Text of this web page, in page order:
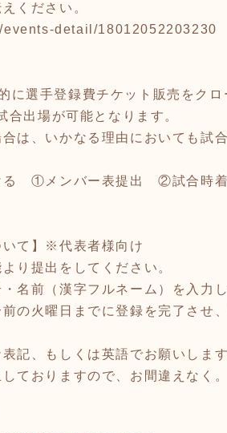
ください。
detail/18012052203230
選手登録費チケット販売をクロ
出場が可能となります。
は、いかなる理由においても試
る ①メンバー表提出 ②試合時
て】※代表者様向け
り提出をしてください。
名前（漢字フルネーム）を入力
の火曜日までに登録を完了させ
記、もしくは英語でお願いします
ておりますので、お間違えなく。